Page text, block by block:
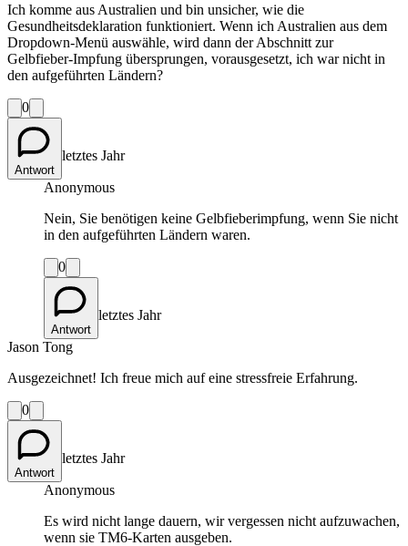
Ich komme aus Australien und bin unsicher, wie die
Gesundheitsdeklaration funktioniert. Wenn ich Australien aus dem
Dropdown-Menü auswähle, wird dann der Abschnitt zur
Gelbfieber-Impfung übersprungen, vorausgesetzt, ich war nicht in
den aufgeführten Ländern?
0
Antwort
letztes Jahr
Anonymous
Nein, Sie benötigen keine Gelbfieberimpfung, wenn Sie nicht
in den aufgeführten Ländern waren.
0
Antwort
letztes Jahr
Jason Tong
Ausgezeichnet! Ich freue mich auf eine stressfreie Erfahrung.
0
Antwort
letztes Jahr
Anonymous
Es wird nicht lange dauern, wir vergessen nicht aufzuwachen,
wenn sie TM6-Karten ausgeben.